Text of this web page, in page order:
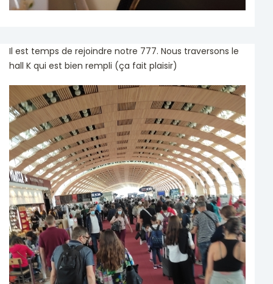
Il est temps de rejoindre notre 777. Nous traversons le
hall K qui est bien rempli (ça fait plaisir)